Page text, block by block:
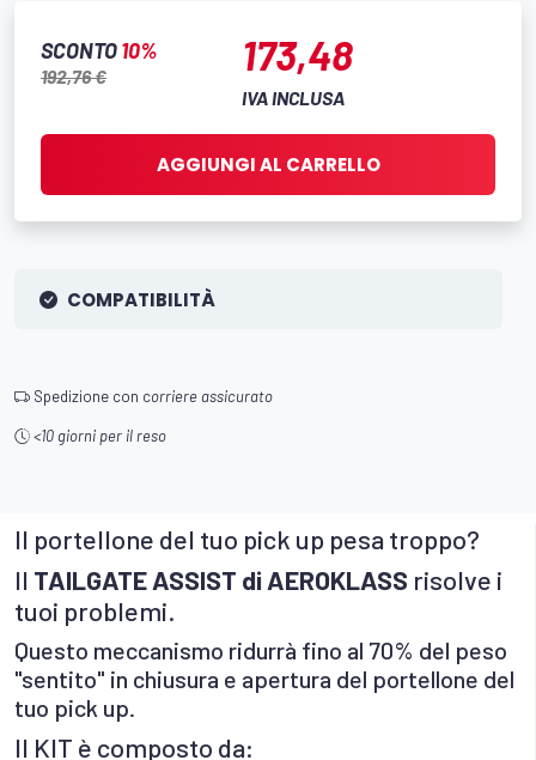
SCONTO10%
192,76 € 173,48
IVA INCLUSA
AGGIUNGI AL CARRELLO
COMPATIBILITÀ
Spedizione con corriere assicurato
<10 giorni per il reso
Il portellone del tuo pick up pesa troppo?
Il TAILGATE ASSIST di AEROKLASS risolve i
tuoi problemi.
Questo meccanismo ridurrà fino al 70% del peso
"sentito" in chiusura e apertura del portellone del
tuo pick up.
Il KIT è composto da: